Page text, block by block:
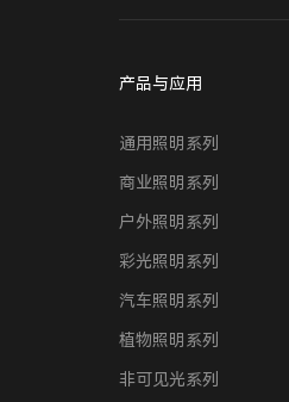
产品与应用
通用照明系列
商业照明系列
户外照明系列
彩光照明系列
汽车照明系列
植物照明系列
非可见光系列